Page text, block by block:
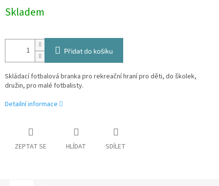
cena:
Skladem
Přidat do košíku
Skládací fotbalová branka pro rekreační hraní pro děti, do školek,
družin, pro malé fotbalisty.
Detailní informace
ZEPTAT SE HLÍDAT SDÍLET